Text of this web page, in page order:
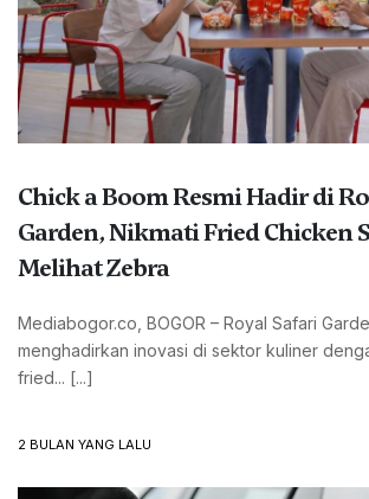
Chick a Boom Resmi Hadir di
Garden, Nikmati Fried Chicken
Melihat Zebra
Mediabogor.co, BOGOR – Royal Safari
menghadirkan inovasi di sektor kuliner
fried... [...]
2 BULAN YANG LALU